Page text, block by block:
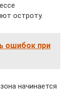
остроту.
ошибок при
начинается